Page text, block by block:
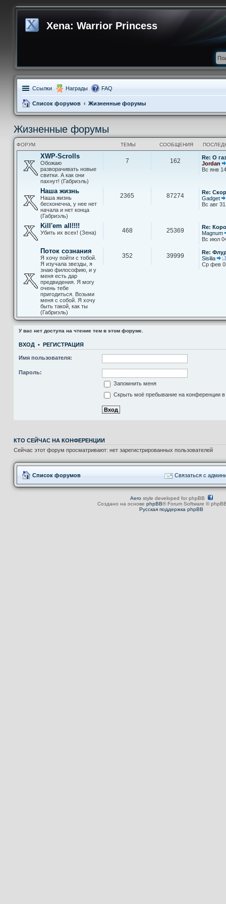
Xena: Warrior Princess
Ссылки Награды FAQ
Список форумов Жизненные форумы
Жизненные форумы
ФОРУМ ТЕМЫ СООБЩЕНИЯ
XWP-Scrolls
Обожаю
разворачивать новые
свитки. А как они
пахнут! (Габриэль)
7 162
Re: О
Jordan
Вс янв
Наша жизнь
Наша жизнь
бесконечна, у нее нет
начала и нет конца
(Габриэль)
2365 87274
Re:
Gadget
Вс авг
Kill'em all!!!!
Убить их всех! (Зена) 468 25369
Re:
Magnum
Вс июл
Поток сознания
Я хочу пойти с тобой.
Я изучала звезды, я
знаю философию, и у
меня есть дар
предвидения. Я могу
очень тебе
пригодиться. Возьми
меня с собой. Я хочу
быть такой, как ты
(Габриэль)
352 39999
Re:
Sisilia
Ср фев
У вас нет доступа на чтение тем в этом форуме.
ВХОД • РЕГИСТРАЦИЯ
Имя пользователя:
Пароль:
Запомнить меня
Скрыть моё пребывание на конференции в
КТО СЕЙЧАС НА КОНФЕРЕНЦИИ
Сейчас этот форум просматривают: нет зарегистрированных пользователей
Список форумов Связаться с
Aerostyle developed for phpBB
Создано на основе phpBB® Forum Software ©
Русская поддержка phpBB